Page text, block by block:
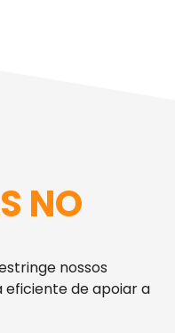
NO
nossos
de apoiar a